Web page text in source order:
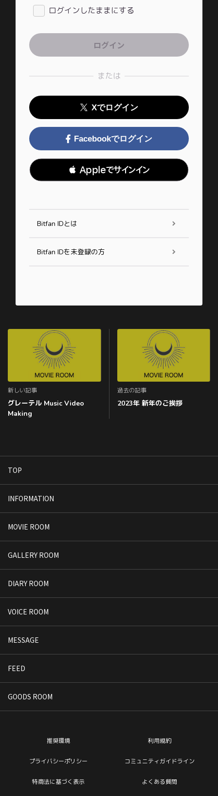
ログインしたままにする
または
Xでログイン
Facebookでログイン
 Appleでサインイン
Bitfan IDとは
Bitfan IDを未登録の方
新しい記事
グレーテル Music Video
Making
過去の記事
2023年 新年のご挨拶
TOP
INFORMATION
MOVIE ROOM
GALLERY ROOM
DIARY ROOM
VOICE ROOM
MESSAGE
FEED
GOODS ROOM
推奨環境 利用規約
プライバシーポリシー コミュニティガイドライン
特商法に基づく表示 よくある質問